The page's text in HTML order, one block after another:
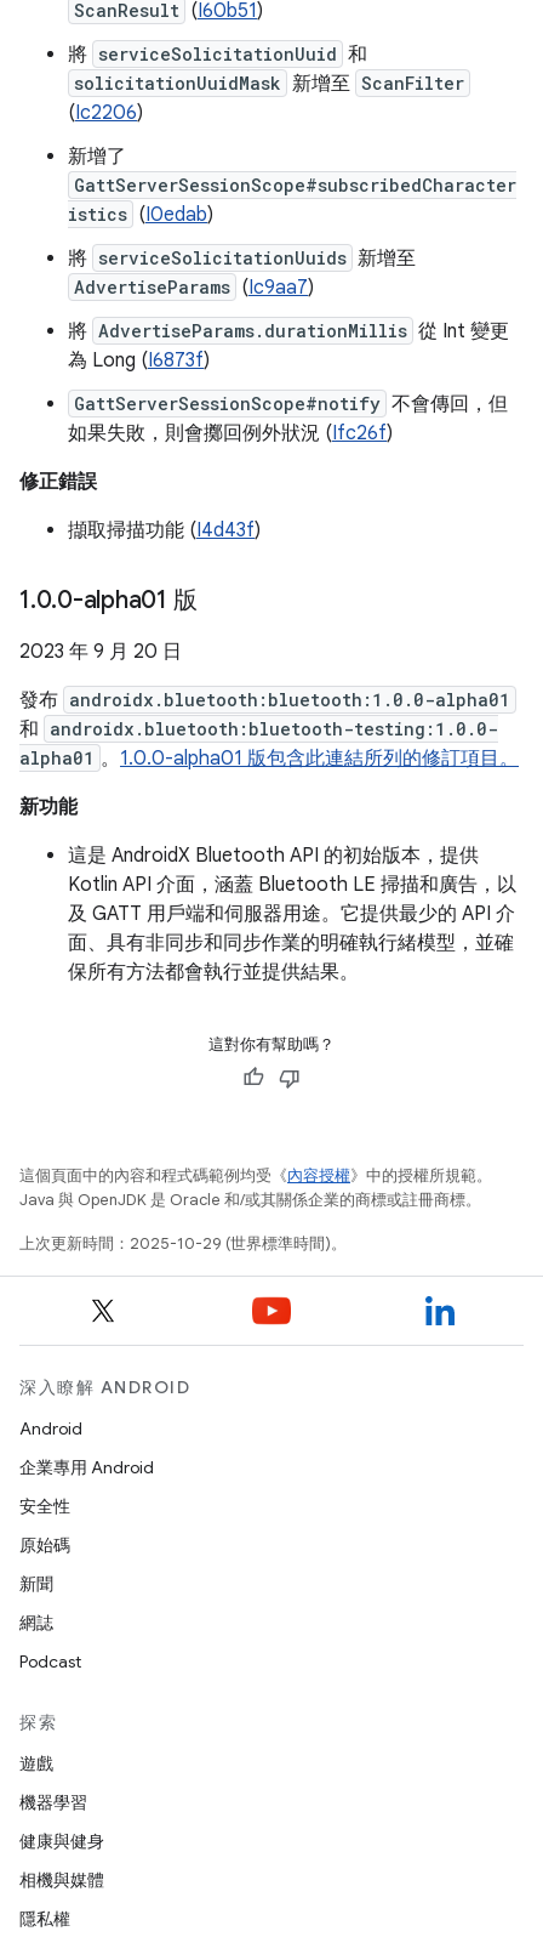
ScanResult (I60b51)
將 serviceSolicitationUuid 和
solicitationUuidMask 新增至 ScanFilter
(Ic2206)
新增了
GattServerSessionScope#subscribedCharacter
istics (I0edab)
將 serviceSolicitationUuids 新增至
AdvertiseParams (Ic9aa7)
將 AdvertiseParams.durationMillis 從 Int 變更
為 Long (I6873f)
GattServerSessionScope#notify 不會傳回，但
如果失敗，則會擲回例外狀況 (Ifc26f)
修正錯誤
擷取掃描功能 (I4d43f)
1.0.0-alpha01 版
2023 年 9 月 20 日
發布 androidx.bluetooth:bluetooth:1.0.0-alpha01
和 androidx.bluetooth:bluetooth-testing:1.0.0-
alpha01 。 1.0.0-alpha01 版包含此連結所列的修訂項目。
新功能
這是 AndroidX Bluetooth API 的初始版本，提供
Kotlin API 介面，涵蓋 Bluetooth LE 掃描和廣告，以
及 GATT 用戶端和伺服器用途。它提供最少的 API 介
面、具有非同步和同步作業的明確執行緒模型，並確
保所有方法都會執行並提供結果。
這對你有幫助嗎？
這個頁面中的內容和程式碼範例均受《內容授權》中的授權所規範。
Java 與 OpenJDK 是 Oracle 和/或其關係企業的商標或註冊商標。
上次更新時間：2025-10-29 (世界標準時間)。
深入瞭解 ANDROID
Android
企業專用 Android
安全性
原始碼
新聞
網誌
Podcast
探索
遊戲
機器學習
健康與健身
相機與媒體
隱私權